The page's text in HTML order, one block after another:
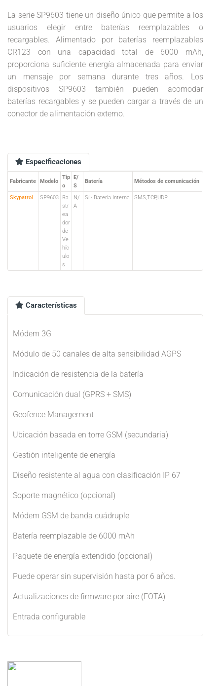
La serie SP9603 tiene un diseño único que permite a los
usuarios elegir entre baterías reemplazables o
recargables. Alimentado por baterías reemplazables
CR123 con una capacidad total de 6000 mAh,
proporciona suficiente energía almacenada para enviar
un mensaje por semana durante tres años. Los
dispositivos SP9603 también pueden acomodar
baterías recargables y se pueden cargar a través de un
conector de alimentación externo.
Especificaciones
Fabricante Modelo
Tip
o
E/
S
Batería Métodos de comunicación
Skypatrol SP9603
Ra
str
ea
dor
de
Ve
híc
ulo
s
N/
A
Sí - Batería Interna SMS,TCP,UDP
Características
Módem 3G
Módulo de 50 canales de alta sensibilidad AGPS
Indicación de resistencia de la batería
Comunicación dual (GPRS + SMS)
Geofence Management
Ubicación basada en torre GSM (secundaria)
Gestión inteligente de energía
Diseño resistente al agua con clasificación IP 67
Soporte magnético (opcional)
Módem GSM de banda cuádruple
Batería reemplazable de 6000 mAh
Paquete de energía extendido (opcional)
Puede operar sin supervisión hasta por 6 años.
Actualizaciones de firmware por aire (FOTA)
Entrada configurable